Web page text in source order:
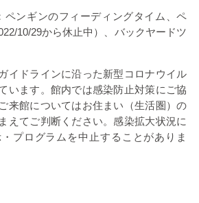
ペンギンのフィーディングタイム、ペ
10/29から休止中）、バックヤードツ
イドラインに沿った新型コロナウイル
います。館内では感染防止対策にご協
来館についてはお住まい（生活圏）の
えてご判断ください。感染拡大状況に
プログラムを中止することがありま